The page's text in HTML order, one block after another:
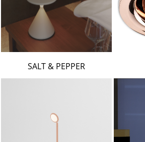
SALT & PEPPER